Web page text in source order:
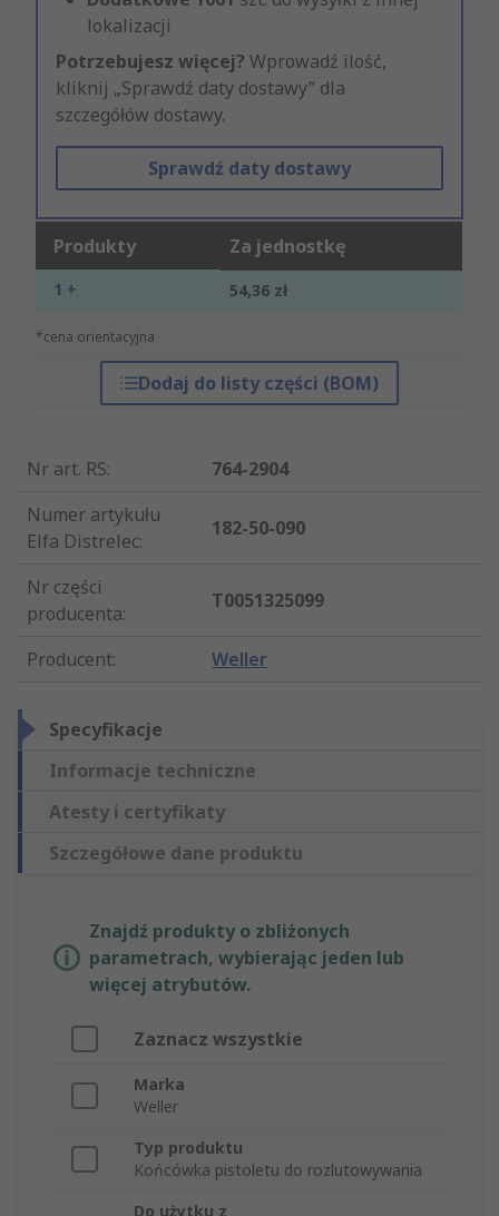
lokalizacji
Potrzebujesz więcej? Wprowadź ilość,
kliknij „Sprawdź daty dostawy” dla
szczegółów dostawy.
Sprawdź daty dostawy
Produkty Za jednostkę
1 + 54,36 zł
*cena orientacyjna
Dodaj do listy części (BOM)
Nr art. RS:
764-2904
Numer artykułu
Elfa Distrelec:
182-50-090
Nr części
producenta:
T0051325099
Producent: Weller
Specyfikacje
Informacje techniczne
Atesty i certyfikaty
Szczegółowe dane produktu
Znajdź produkty o zbliżonych
parametrach, wybierając jeden lub
więcej atrybutów.
Zaznacz wszystkie
Marka
Weller
Typ produktu
Końcówka pistoletu do rozlutowywania
Do użytku z